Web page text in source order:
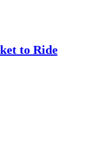
to Ride